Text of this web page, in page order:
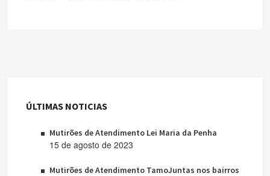
ÚLTIMAS NOTICIAS
Mutirões de Atendimento Lei Maria da Penha
15 de agosto de 2023
Mutirões de Atendimento TamoJuntas nos bairros